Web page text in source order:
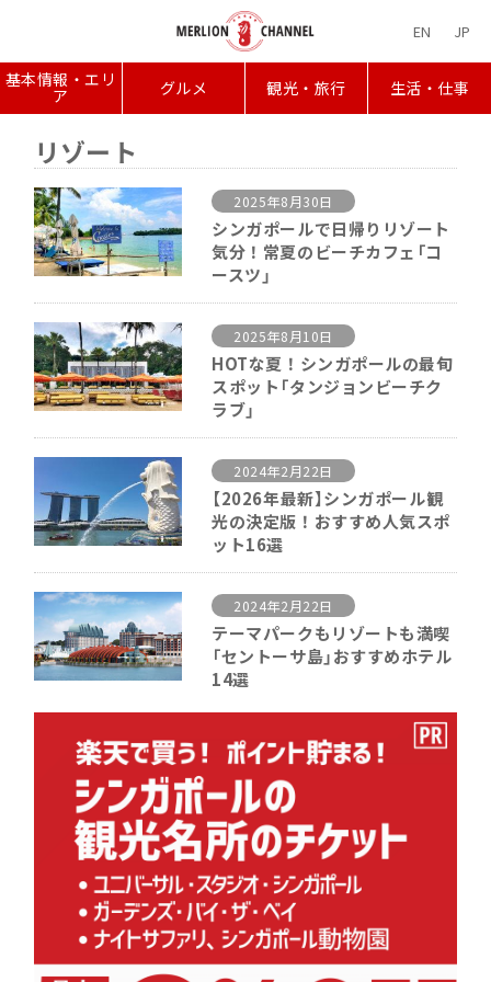
EN JP
基本情報・エリ
ア グルメ 観光・旅行 生活・仕事
リゾート
2025年8月30日
シンガポールで日帰りリゾート
気分！常夏のビーチカフェ「コ
ースツ」
2025年8月10日
HOTな夏！シンガポールの最旬
スポット「タンジョンビーチク
ラブ」
2024年2月22日
【2026年最新】シンガポール観
光の決定版！おすすめ人気スポ
ット16選
2024年2月22日
テーマパークもリゾートも満喫
「セントーサ島」おすすめホテル
14選